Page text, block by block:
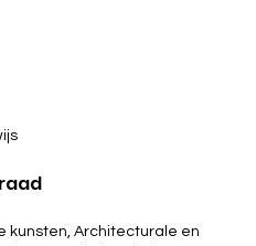
kunsten, Architecturale en